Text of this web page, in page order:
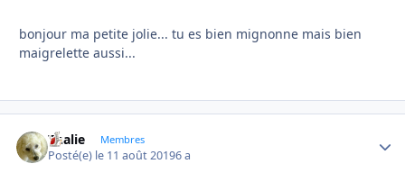
bonjour ma petite jolie... tu es bien mignonne mais bien
maigrelette aussi...
Thalie Membres
Posté(e) le 11 août 20196 a